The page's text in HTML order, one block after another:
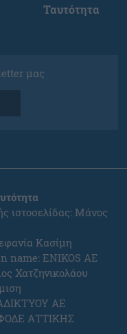
Ταυτότητα
μας
ιστοσελίδας: Μάνος
Κασίμη
name: ENIKOS AE
Χατζηνικολάου
ΑΕ
ΑΤΤΙΚΗΣ